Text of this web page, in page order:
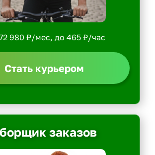
980 ₽/мес, до 465 ₽/час
Стать курьером
заказов